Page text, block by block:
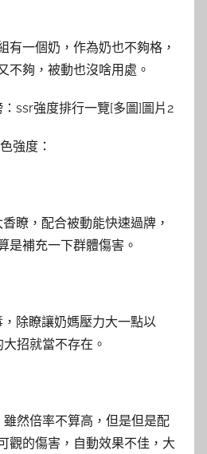
有一個奶，作為奶也不夠格，
不夠，被動也沒啥用處。
強度：
瞭，配合被動能快速過牌，
是補充一下群體傷害。
，除瞭讓奶媽壓力大一點以
招就當不存在。
雖然倍率不算高，但是但是配
觀的傷害，自動效果不佳，大